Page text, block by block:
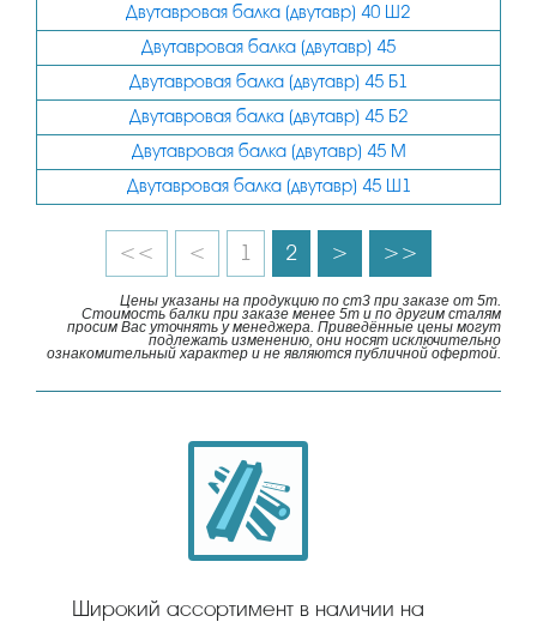
Двутавровая балка (двутавр) 40 Ш2
Двутавровая балка (двутавр) 45
Двутавровая балка (двутавр) 45 Б1
Двутавровая балка (двутавр) 45 Б2
Двутавровая балка (двутавр) 45 М
Двутавровая балка (двутавр) 45 Ш1
<< < 1 2 > >>
Цены указаны на продукцию по ст3 при заказе от 5т.
Стоимость балки при заказе менее 5т и по другим сталям
просим Вас уточнять у менеджера. Приведённые цены могут
подлежать изменению, они носят исключительно
ознакомительный характер и не являются публичной офертой.
Широкий ассортимент в наличии на